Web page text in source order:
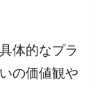
体的なプラ
の価値観や